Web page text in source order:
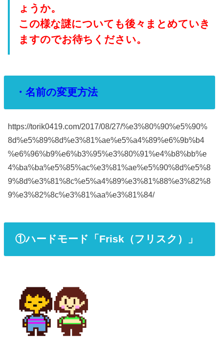
ょうか。
この様な謎についても後々まとめていき
ますのでお待ちください。
・名前の変更方法
https://torik0419.com/2017/08/27/%e3%80%90%e5%90%
8d%e5%89%8d%e3%81%ae%e5%a4%89%e6%9b%b4
%e6%96%b9%e6%b3%95%e3%80%91%e4%b8%bb%e
4%ba%ba%e5%85%ac%e3%81%ae%e5%90%8d%e5%8
9%8d%e3%81%8c%e5%a4%89%e3%81%88%e3%82%8
9%e3%82%8c%e3%81%aa%e3%81%84/
①ハードモード「Frisk（フリスク）」